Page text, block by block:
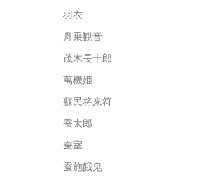
羽衣
舟乗観音
茂木長十郎
萬機姫
蘇民将来符
蚕太郎
蚕室
蚕施餓鬼